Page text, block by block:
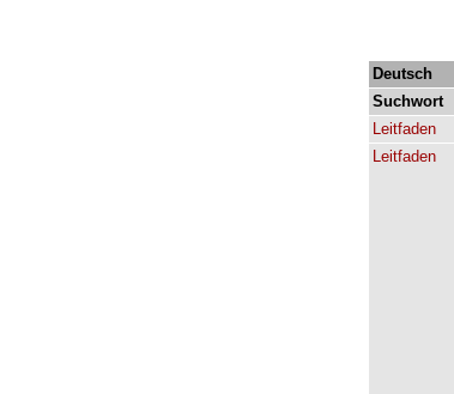
Deutsch
Suchwort
Leitfaden
Leitfaden